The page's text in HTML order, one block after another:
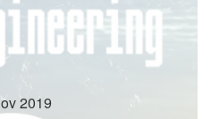
2019